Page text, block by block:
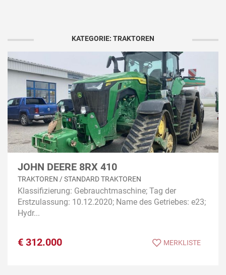
KATEGORIE: TRAKTOREN
JOHN DEERE 8RX 410
TRAKTOREN / STANDARD TRAKTOREN
Klassifizierung: Gebrauchtmaschine; Tag der
Erstzulassung: 10.12.2020; Name des Getriebes: e23;
Hydr...
€ 312.000 MERKLISTE